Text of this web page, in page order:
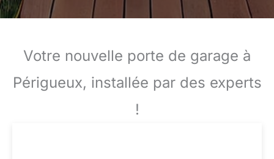
Votre nouvelle porte de garage à
Périgueux, installée par des experts
!